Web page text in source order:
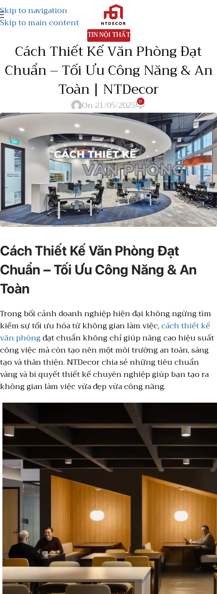
Skip to navigation
Skip to main content
TIN NỘI THẤT
Cách Thiết Kế Văn Phòng Đạt
Chuẩn – Tối Ưu Công Năng & An
Toàn | NTDecor
On 21/05/2025 0
Cách Thiết Kế Văn Phòng Đạt
Chuẩn – Tối Ưu Công Năng & An
Toàn
Trong bối cảnh doanh nghiệp hiện đại không ngừng tìm
kiếm sự tối ưu hóa từ không gian làm việc,cách thiết kế
văn phòngđạt chuẩn không chỉ giúp nâng cao hiệu suất
công việc mà còn tạo nên một môi trường an toàn, sáng
tạo và thân thiện. NTDecor chia sẻ những tiêu chuẩn
vàng và bí quyết thiết kế chuyên nghiệp giúp bạn tạo ra
không gian làm việc vừa đẹp vừa công năng.